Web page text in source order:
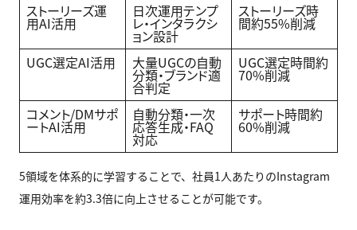
ストーリーズ運
用AI活用
日次運用テンプ
レ・インタラクシ
ョン設計
ストーリーズ時
間約55%削減
UGC選定AI活用 大量UGCの自動
分類・ブランド適
合判定
UGC選定時間約
70%削減
コメント/DMサポ
ートAI活用
自動分類・一次
応答生成・FAQ
対応
サポート時間約
60%削減
5領域を体系的に学習することで、社員1人あたりのInstagram
運用効率を約3.3倍に向上させることが可能です。